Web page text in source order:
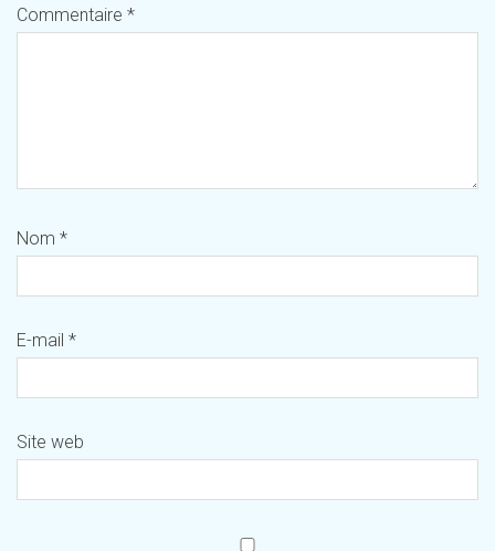
Commentaire *
Nom *
E-mail *
Site web